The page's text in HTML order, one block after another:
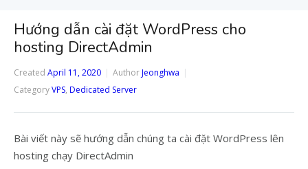
Hướng dẫn cài đặt WordPress cho
hosting DirectAdmin
Created April 11, 2020 AuthorJeonghwa
CategoryVPS, Dedicated Server
Bài viết này sẽ hướng dẫn chúng ta cài đặt WordPress lên
hosting chạy DirectAdmin